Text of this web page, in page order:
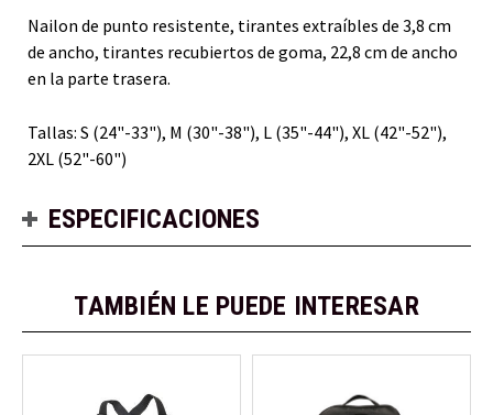
Nailon de punto resistente, tirantes extraíbles de 3,8 cm
de ancho, tirantes recubiertos de goma, 22,8 cm de ancho
en la parte trasera.
Tallas: S (24"-33"), M (30"-38"), L (35"-44"), XL (42"-52"),
2XL (52"-60")
ESPECIFICACIONES
TAMBIÉN LE PUEDE INTERESAR